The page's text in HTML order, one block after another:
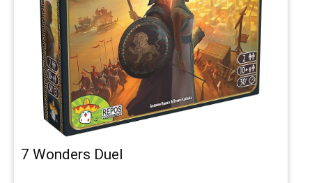
7 Wonders Duel